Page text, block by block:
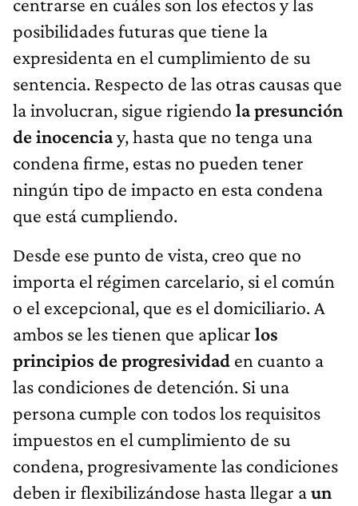
posibilidades futuras que tiene la
expresidenta en el cumplimiento de su
sentencia. Respecto de las otras causas que
la involucran, sigue rigiendo la presunción
de inocenciay, hasta que no tenga una
condena firme, estas no pueden tener
ningún tipo de impacto en esta condena
que está cumpliendo.
Desde ese punto de vista, creo que no
importa el régimen carcelario, si el común
o el excepcional, que es el domiciliario. A
ambos se les tienen que aplicar los
principios de progresividad en cuanto a
las condiciones de detención. Si una
persona cumple con todos los requisitos
impuestos en el cumplimiento de su
condena, progresivamente las condiciones
deben ir flexibilizándose hasta llegar aun